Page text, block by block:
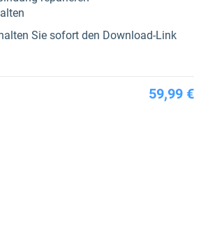
Sie sofort den Download-Link
59,99 €